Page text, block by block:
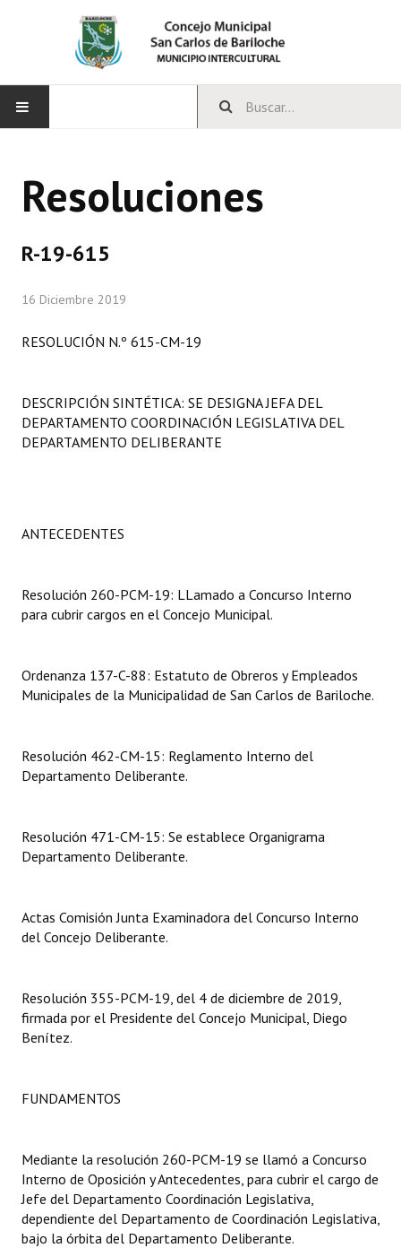
CONCEJO
Comisiones Especiales
Programas
Constitución Provincial
Reglamento Interno
Organigrama
Informes de Gestión
Dictámenes Asesoría Letrada
Informes de Unidad Coordinadora
Ejecución Presupuestaria
NORMATIVA
Declaraciones
Resoluciones de Presidencia
INSTITUCIONAL
Resoluciones
R-19-615
16 Diciembre 2019
RESOLUCIÓN N.º 615-CM-19
DESCRIPCIÓN SINTÉTICA: SE DESIGNA JEFA DEL
DEPARTAMENTO COORDINACIÓN LEGISLATIVA DEL
DEPARTAMENTO DELIBERANTE
ANTECEDENTES
Resolución 260-PCM-19: LLamado a Concurso Interno
para cubrir cargos en el Concejo Municipal.
Ordenanza 137-C-88: Estatuto de Obreros y Empleados
Municipales de la Municipalidad de San Carlos de Bariloche.
Resolución 462-CM-15: Reglamento Interno del
Departamento Deliberante.
Resolución 471-CM-15: Se establece Organigrama
Departamento Deliberante.
Actas Comisión Junta Examinadora del Concurso Interno
del Concejo Deliberante.
Resolución 355-PCM-19, del 4 de diciembre de 2019,
firmada por el Presidente del Concejo Municipal, Diego
Benítez.
FUNDAMENTOS
Mediante la resolución 260-PCM-19 se llamó a Concurso
Interno de Oposición y Antecedentes, para cubrir el cargo de
Jefe del Departamento Coordinación Legislativa,
dependiente del Departamento de Coordinación Legislativa,
bajo la órbita del Departamento Deliberante.